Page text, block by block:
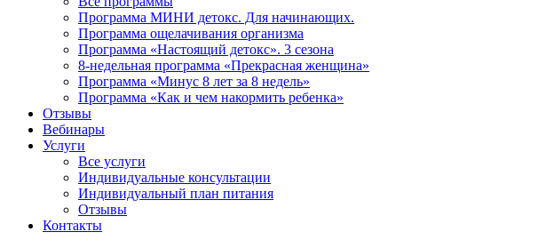
Программа МИНИ детокс. Для начинающих.
Программа ощелачивания организма
Программа «Настоящий детокс». 3 сезона
8-недельная программа «Прекрасная женщина»
Программа «Минус 8 лет за 8 недель»
Программа «Как и чем накормить ребенка»
Отзывы
Вебинары
Услуги
Все услуги
Индивидуальные консультации
Индивидуальный план питания
Отзывы
Контакты